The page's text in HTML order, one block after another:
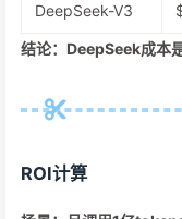
DeepSeek-V3
结论：DeepSeek成本
ROI计算